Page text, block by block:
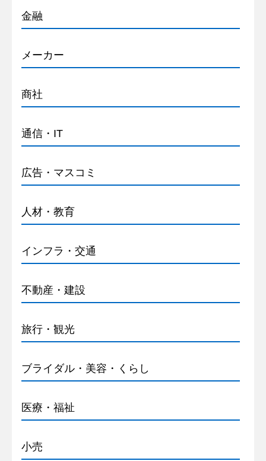
金融
メーカー
商社
通信・IT
広告・マスコミ
人材・教育
インフラ・交通
不動産・建設
旅行・観光
ブライダル・美容・くらし
医療・福祉
小売